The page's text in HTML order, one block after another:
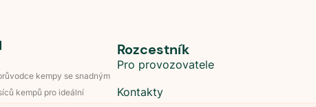
kempy se snadným
kempů pro ideální
Rozcestník
Pro provozovatele
Kontakty